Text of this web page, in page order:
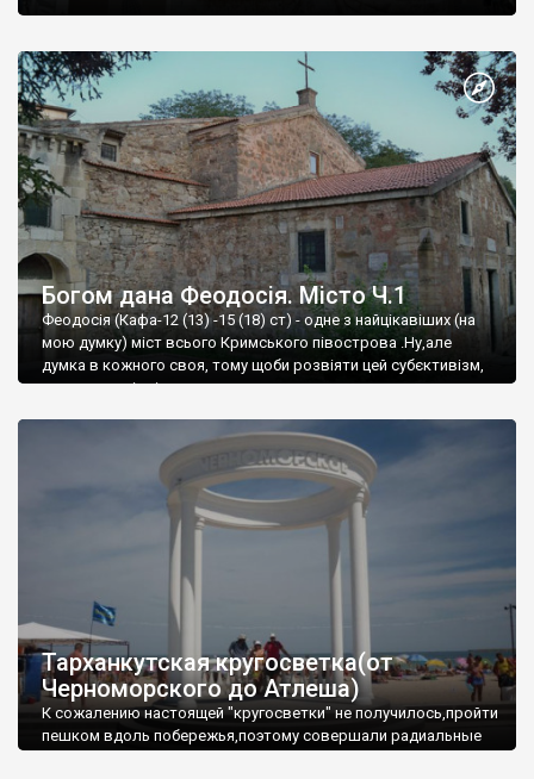
Богом дана Феодосія. Місто Ч.1
Феодосія (Кафа-12 (13) -15 (18) ст) - одне з найцікавіших (на
мою думку) міст всього Кримського півострова .Ну,але
думка в кожного своя, тому щоби розвіяти цей субєктивізм,
запрошую відвідати це
Тарханкутская кругосветка(от
Черноморского до Атлеша)
К сожалению настоящей "кругосветки" не получилось,пройти
пешком вдоль побережья,поэтому совершали радиальные